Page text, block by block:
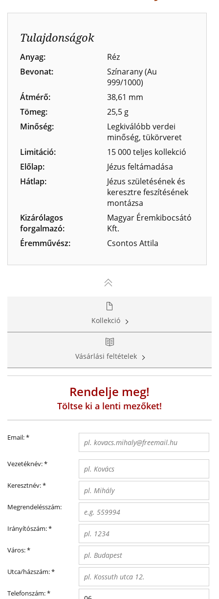
Tulajdonságok
Anyag:
Réz
Bevonat:
Színarany (Au
999/1000)
Átmérő:
38,61 mm
Tömeg:
25,5 g
Minőség:
Legkiválóbb verdei
minőség, tükörveret
Limitáció:
15 000 teljes kollekció
Előlap:
Jézus feltámadása
Hátlap:
Jézus születésének és
keresztre feszítésének
montázsa
Kizárólagos
forgalmazó:
Magyar Éremkibocsátó
Kft.
Éremművész:
Csontos Attila
Kollekció
Vásárlási feltételek
Rendelje meg!
Töltse ki a lenti mezőket!
Email:*
Vezetéknév:*
Keresztnév:*
Megrendelésszám:
Irányítószám:*
Város:*
Utca/házszám:*
Telefonszám:*